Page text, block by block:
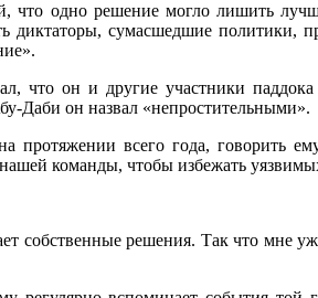
что одно решение могло лишить
диктаторы, сумасшедшие
что он и другие участники
Даби он назвал «непростительными».
протяжении всего года,
команды, чтобы избежать
собственные решения. Так что